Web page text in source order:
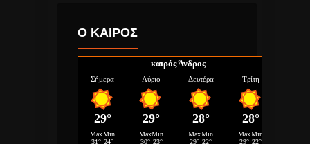
Ο ΚΑΙΡΟΣ
καιρός Άνδρος